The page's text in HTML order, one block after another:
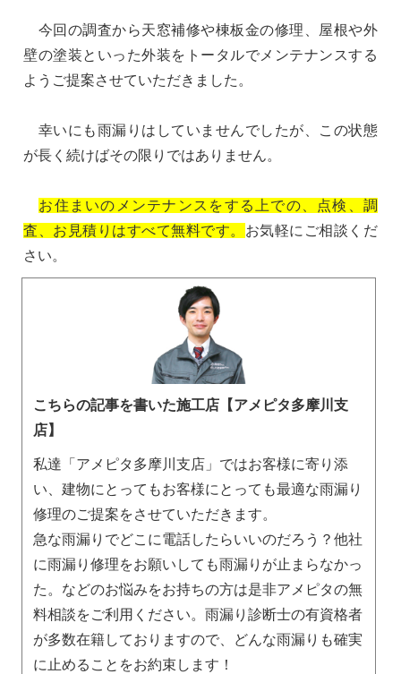
今回の調査から天窓補修や棟板金の修理、屋根や外
壁の塗装といった外装をトータルでメンテナンスする
ようご提案させていただきました。
幸いにも雨漏りはしていませんでしたが、この状態
が長く続けばその限りではありません。
お住まいのメンテナンスをする上での、点検、調
査、お見積りはすべて無料です。 お気軽にご相談くだ
さい。
こちらの記事を書いた施工店【アメピタ多摩川支
店】
私達「アメピタ多摩川支店」ではお客様に寄り添
い、建物にとってもお客様にとっても最適な雨漏り
修理のご提案をさせていただきます。
急な雨漏りでどこに電話したらいいのだろう？他社
に雨漏り修理をお願いしても雨漏りが止まらなかっ
た。などのお悩みをお持ちの方は是非アメピタの無
料相談をご利用ください。雨漏り診断士の有資格者
が多数在籍しておりますので、どんな雨漏りも確実
に止めることをお約束します！